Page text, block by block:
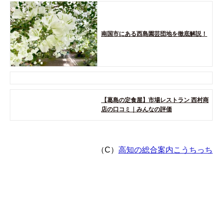
南国市にある西島園芸団地を徹底解説！
【葛島の定食屋】市場レストラン 西村商
店の口コミ｜みんなの評価
（C） 高知の総合案内こうちっち